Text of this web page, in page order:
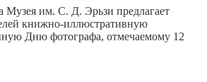
Музея им. С. Д. Эрьзи предлагает
книжно-иллюстративную
Дню фотографа, отмечаемому 12